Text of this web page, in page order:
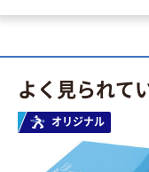
よく見られて
オリジナル
￥143~ （税込）
本気プライス
ティッシュペー
パー ボックス
モカ 200組 5個